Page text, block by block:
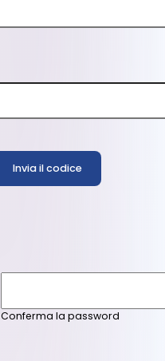
Invia il codice
Conferma la password